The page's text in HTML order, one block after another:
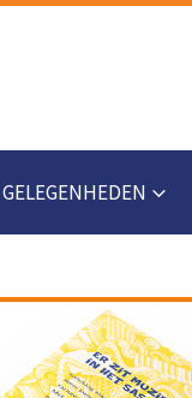
GELEGENHEDEN